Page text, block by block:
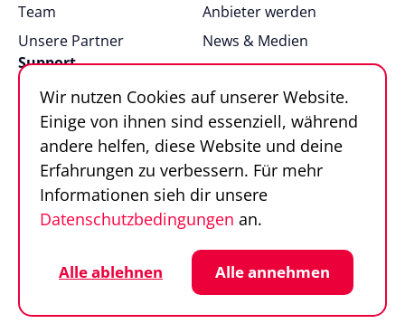
Team
Unsere Partner
Anbieter werden
News & Medien
Support
FAQ
Kontakt
Sportfinder in 100
Sekunden
© SportFinder 2026
Datenschutz
Cookie-Einstellungen
Impressum
AGB
Wir nutzen Cookies auf unserer Website.
Einige von ihnen sind essenziell, während
andere helfen, diese Website und deine
Erfahrungen zu verbessern. Für mehr
Informationen sieh dir unsere
Datenschutzbedingungen an.
Alle ablehnen Alle annehmen